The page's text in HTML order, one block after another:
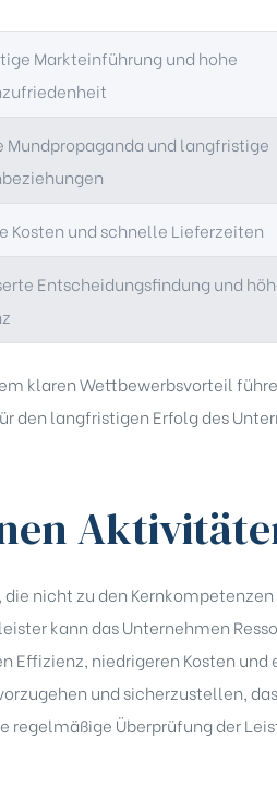
Markteinführung und hohe
Mundpropaganda und langfristige
Kosten und schnelle Lieferzeiten
Entscheidungsfindung und
klaren Wettbewerbsvorteil
den langfristigen Erfolg des
nicht zu den Kernkompetenzen
kann das Unternehmen
Effizienz, niedrigeren Kosten und
und sicherzustellen,
Überprüfung der